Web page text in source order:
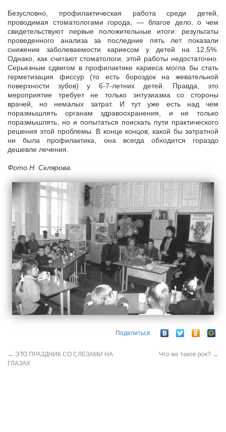
Безусловно, профилактическая работа среди детей,
проводимая стоматологами города, — благое дело, о чем
свидетельствуют первые положительные итоги: результаты
проведенного анализа за последние пять лет показали
снижение заболеваемости кариесом у детей на 12,5%.
Однако, как считают стоматологи, этой работы недостаточно.
Серьезным сдвигом в профилактике кариеса могла бы стать
герметизация фиссур (то есть бороздок на жевательной
поверхности зубов) у 6-7-летних детей. Правда, это
мероприятие требует не только энтузиазма со стороны
врачей, но немалых затрат. И тут уже есть над чем
поразмышлять органам здравоохранения, и не только
поразмышлять, но и попытаться поискать пути практического
решения этой проблемы. В конце концов, какой бы затратной
ни была профилактика, она всегда обходится гораздо
дешевле лечения.
Фото Н. Склярова.
Поделиться
← ЭТО ПРАЗДНИК СО СЛЕЗАМИ НА
ГЛАЗАХ
Что же такое рок? →